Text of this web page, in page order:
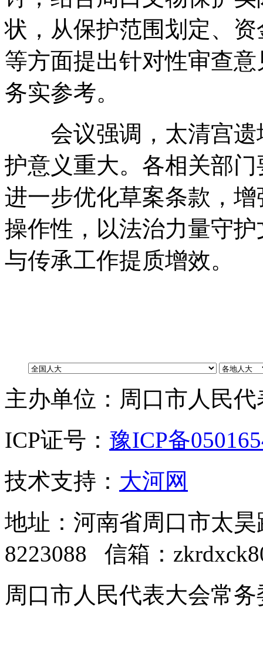
状 ， 从保护范围划定、
等方面提出针对性审查
务实参考。
会议强调 ， 太清宫
护意义重大。 各相关部
进一步优化草案条款 ， 增
操作性 ， 以法治力量守
与传承工作提质增效。
主办单位：周口市人民
ICP证号： 豫ICP备
技术支持： 大河网
地址：河南省周口市太
8223088 信箱：
周口市人民代表大会常